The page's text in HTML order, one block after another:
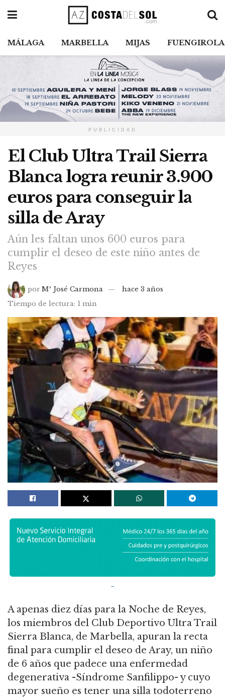
MÁLAGA MARBELLA MIJAS FUENGIROLA
PUBLICIDAD
El Club Ultra Trail Sierra
Blanca logra reunir 3.900
euros para conseguir la
silla de Aray
Aún les faltan unos 600 euros para
cumplir el deseo de este niño antes de
Reyes
por Mª José Carmona
hace 3 años
Tiempo de lectura: 1 min
A apenas diez días para la Noche de Reyes,
los miembros del Club Deportivo Ultra Trail
Sierra Blanca, de Marbella, apuran la recta
final para cumplir el deseo de Aray, un niño
de 6 años que padece una enfermedad
degenerativa -Síndrome Sanfilippo- y cuyo
mayor sueño es tener una silla todoterreno